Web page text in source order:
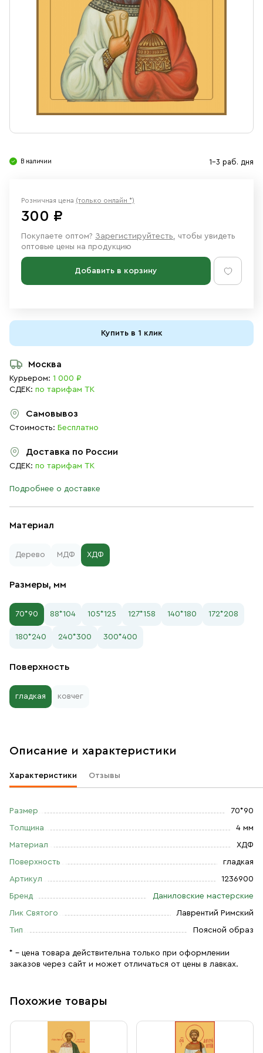
Ювелирные изделия
В наличии 1-3 раб. дня
Материал
Дерево МДФ ХДФ
Размеры, мм
70*90 88*104 105*125 127*158 140*180 172*208
180*240 240*300 300*400
Поверхность
гладкая ковчег
Розничная цена (только онлайн *)
300 ₽
Покупаете оптом? Зарегистируйтесть, чтобы увидеть
оптовые цены на продукцию
Добавить в корзину
Купить в 1 клик
Москва
Курьером: 1 000 ₽
СДЕК: по тарифам ТК
Самовывоз
Стоимость: Бесплатно
Доставка по России
СДЕК: по тарифам ТК
Подробнее о доставке
Описание и характеристики
Характеристики Отзывы
Размер 70*90
Толщина 4 мм
Материал ХДФ
Поверхность гладкая
Артикул 1236900
Бренд Даниловские мастерские
Лик Святого Лаврентий Римский
Тип Поясной образ
* – цена товара действительна только при оформлении
заказов через сайт и может отличаться от цены в лавках.
Похожие товары